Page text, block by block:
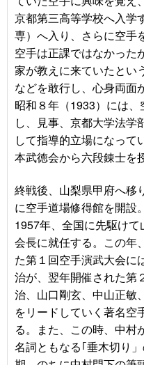
京都第三高等学校へ入学
専）へ入り、さらに空手
空手は正課ではなかった
家が教えに来ていたとい
などを敢行し、心身両面
昭和８年（1933）には
し、見事、京都大学法学
して指導的立場になって
本武徳会から六段錬士を
終戦後、山梨県甲府へ移
に空手道場修得館を開設
1957年、全国に先駆け
会長に就任する。この年
た第１回空手演武大会に
治が、翌年開催された第
治、山口剛玄、中山正敏
をリードしていく著名空
る。また、この時、中村
名詞ともなる｢垂木切り